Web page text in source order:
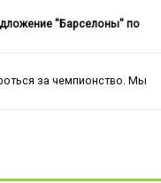
"Барселоны" по
за чемпионство. Мы